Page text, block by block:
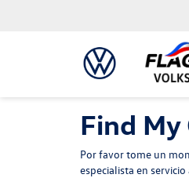
Find My
Por favor tome un
especialista en